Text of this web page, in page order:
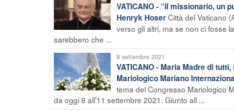
VATICANO - “Il missionario, un
Henryk HoserCittà del Vaticano
verso gli altri, ma se non ci fosse
sarebbero che ...
8 settembre 2021
VATICANO - Maria Madre di
Mariologico Mariano
tema del Congresso Mariologico
da oggi 8 all’11 settembre 2021. Giunto all ...